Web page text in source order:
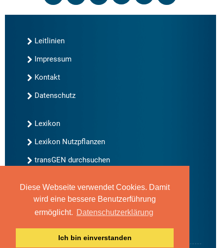
Diese Webseite verwendet Cookies. Damit
wird eine bessere Benutzerführung
ermöglicht. Datenschutzerklärung
Ich bin einverstanden
Leitlinien
Impressum
Kontakt
Datenschutz
Lexikon
Lexikon Nutzpflanzen
transGEN durchsuchen
Neu bei transGEN